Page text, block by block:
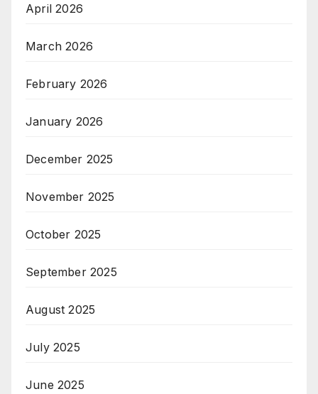
April 2026
March 2026
February 2026
January 2026
December 2025
November 2025
October 2025
September 2025
August 2025
July 2025
June 2025